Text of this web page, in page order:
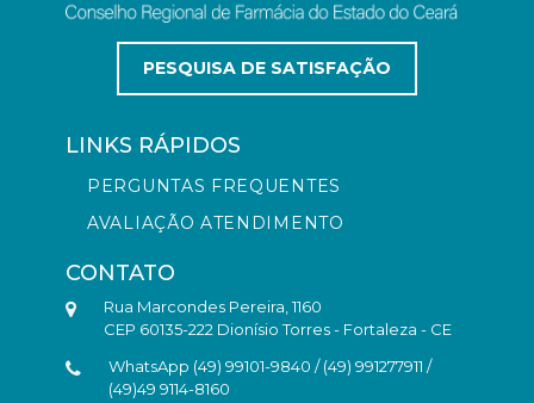
PESQUISA DE SATISFAÇÃO
LINKS RÁPIDOS
PERGUNTAS FREQUENTES
AVALIAÇÃO ATENDIMENTO
CONTATO
Rua Marcondes Pereira, 1160
CEP 60135-222 Dionísio Torres - Fortaleza - CE
WhatsApp (49) 99101-9840 / (49) 991277911 /
(49)49 9114-8160